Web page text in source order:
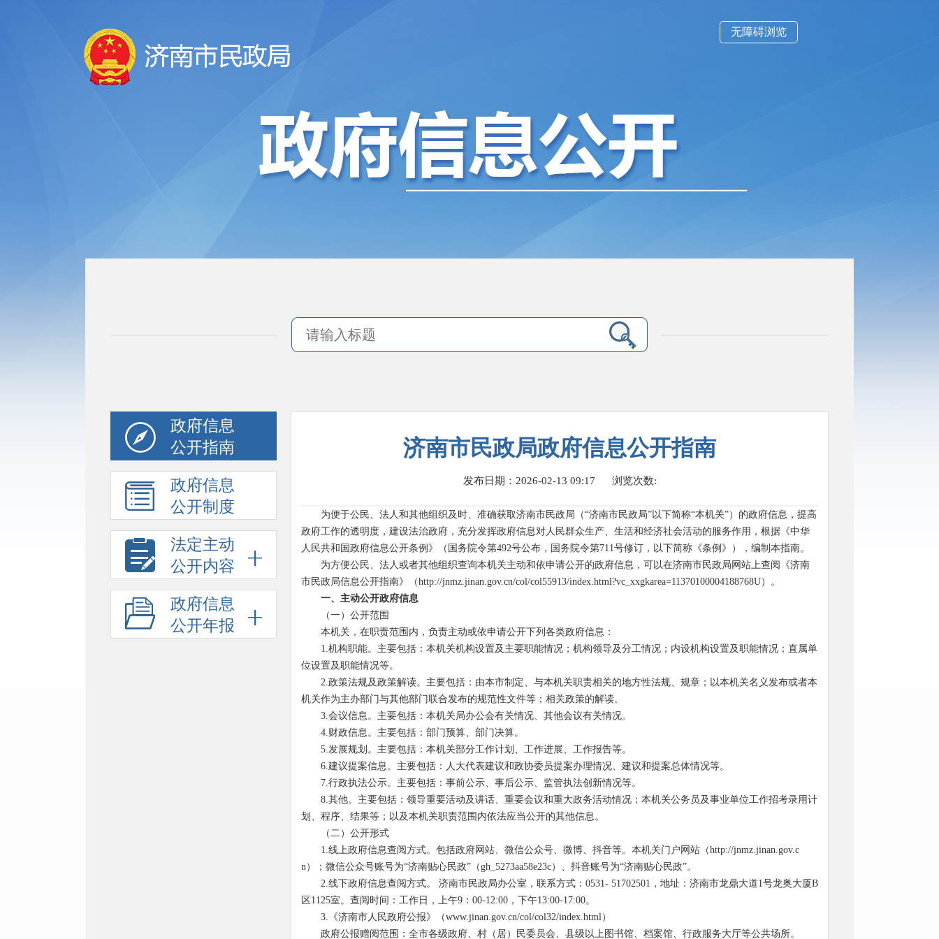
无障碍浏览
政府信息
公开指南
政府信息
公开制度
法定主动
公开内容
政府信息
公开年报
济南市民政局政府信息公开指南
发布日期：2026-02-13 09:17 浏览次数:
为便于公民、法人和其他组织及时、准确获取济南市民政局（“济南市民政局”以下简称“本机关”）的政府信息，提高
政府工作的透明度，建设法治政府，充分发挥政府信息对人民群众生产、生活和经济社会活动的服务作用，根据《中华
人民共和国政府信息公开条例》（国务院令第492号公布，国务院令第711号修订，以下简称《条例》），编制本指南。
为方便公民、法人或者其他组织查询本机关主动和依申请公开的政府信息，可以在济南市民政局网站上查阅《济南
市民政局信息公开指南》（http://jnmz.jinan.gov.cn/col/col55913/index.html?vc_xxgkarea=11370100004188768U）。
一、主动公开政府信息
（一）公开范围
本机关，在职责范围内，负责主动或依申请公开下列各类政府信息：
1.机构职能。主要包括：本机关机构设置及主要职能情况；机构领导及分工情况；内设机构设置及职能情况；直属单
位设置及职能情况等。
2.政策法规及政策解读。主要包括：由本市制定、与本机关职责相关的地方性法规、规章；以本机关名义发布或者本
机关作为主办部门与其他部门联合发布的规范性文件等；相关政策的解读。
3.会议信息。主要包括：本机关局办公会有关情况、其他会议有关情况。
4.财政信息。主要包括：部门预算、部门决算。
5.发展规划。主要包括：本机关部分工作计划、工作进展、工作报告等。
6.建议提案信息。主要包括：人大代表建议和政协委员提案办理情况、建议和提案总体情况等。
7.行政执法公示。主要包括：事前公示、事后公示、监管执法创新情况等。
8.其他。主要包括：领导重要活动及讲话、重要会议和重大政务活动情况；本机关公务员及事业单位工作招考录用计
划、程序、结果等；以及本机关职责范围内依法应当公开的其他信息。
（二）公开形式
1.线上政府信息查阅方式。包括政府网站、微信公众号、微博、抖音等。本机关门户网站（http://jnmz.jinan.gov.c
n）；微信公众号账号为“济南贴心民政”（gh_5273aa58e23c）、抖音账号为“济南贴心民政”。
2.线下政府信息查阅方式。 济南市民政局办公室，联系方式：0531- 51702501，地址：济南市龙鼎大道1号龙奥大厦B
区1125室。查阅时间：工作日，上午9：00-12:00，下午13:00-17:00。
3.《济南市人民政府公报》（www.jinan.gov.cn/col/col32/index.html）
政府公报赠阅范围：全市各级政府、村（居）民委员会、县级以上图书馆、档案馆、行政服务大厅等公共场所。